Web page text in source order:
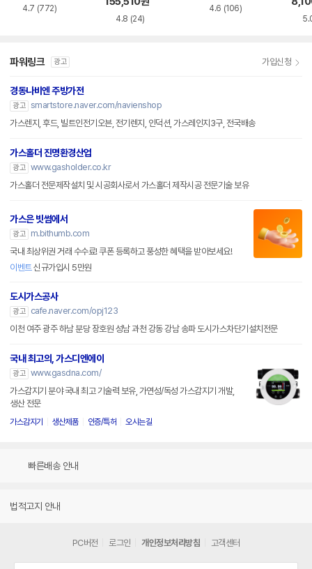
4.7 (772)
4.8 (24)
4.6 (106)
파워링크 광고 가입신청
경동나비엔 주방가전
광고 smartstore.naver.com/navienshop
가스렌지, 후드, 빌트인전기오븐, 전기렌지, 인덕션, 가스레인지3구, 전국배송
가스홀더 진명환경산업
광고 www.gasholder.co.kr
가스홀더 전문제작설치 및 시공회사로서 가스홀더 제작시공 전문기술 보유
가스은 빗썸에서
광고
m.bithumb.com
국내 최상위권 거래 수수료! 쿠폰 등록하고 풍성한 혜택을 받아보세요!
이벤트신규가입시 5만원
도시가스공사
광고
cafe.naver.com/opj123
이천 여주 광주 하남 분당 장호원 성남 과천 강동 강남 송파 도시가스차단기설치전문
국내 최고의, 가스디엔에이
광고 www.gasdna.com/
가스감지기 분야 국내 최고 기술력 보유, 가연성/독성 가스감지기 개발,
생산 전문
가스감지기 생산제품 인증/특허 오시는길
빠른배송 안내
법적고지 안내
PC버전 로그인 개인정보처리방침 고객센터